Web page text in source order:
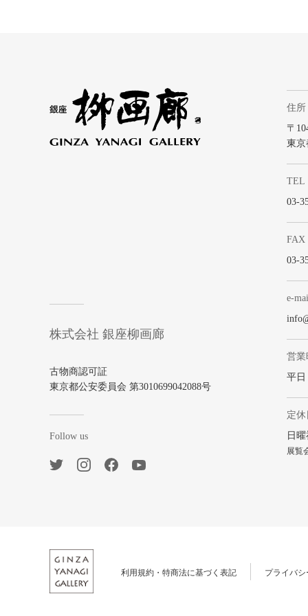
株式会社 銀座柳画廊
古物商認可証
東京都公安委員会 第3010699042088号
Follow us
住所
〒
東京
TEL
03-
FAX
03-
e-
営業
平日
定休
日
展覧
利用規約・特商法に基づく表記 プライバ